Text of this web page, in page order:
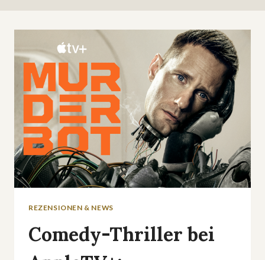
REZENSIONEN & NEWS
Comedy-Thriller bei